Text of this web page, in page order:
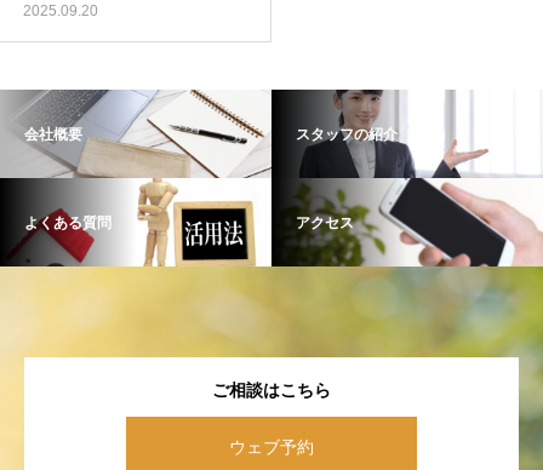
2025.09.20
会社概要 スタッフの紹介
よくある質問 アクセス
ご相談はこちら
ウェブ予約